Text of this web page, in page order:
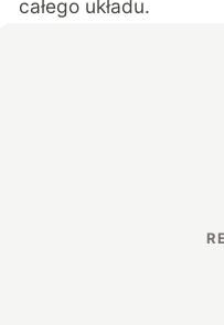
całego układu.